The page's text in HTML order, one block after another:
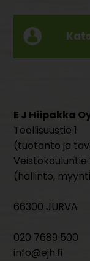
E J Hiipakka
Teollisuustie 1
(tuotanto ja
Veistokouluntie
(hallinto,
66300 JURVA
020 7689 500
info@ejh.fi